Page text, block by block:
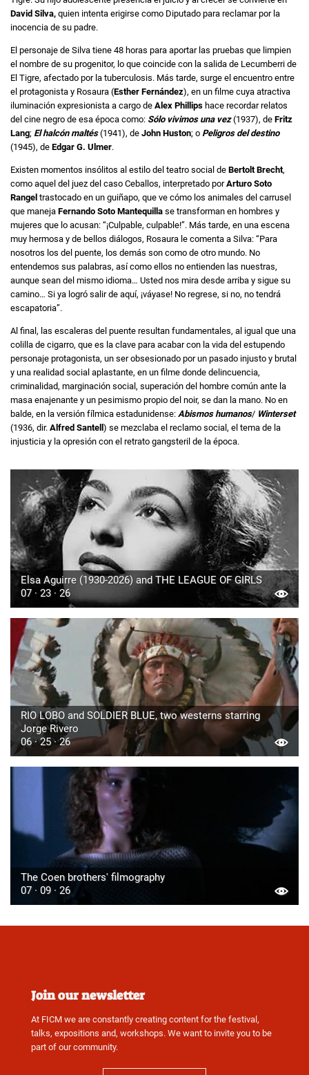
David Silva, quien intenta erigirse como Diputado para reclamar por la
inocencia de su padre.
El personaje de Silva tiene 48 horas para aportar las pruebas que limpien
el nombre de su progenitor, lo que coincide con la salida de Lecumberri de
El Tigre, afectado por la tuberculosis. Más tarde, surge el encuentro entre
el protagonista y Rosaura (Esther Fernández), en un filme cuya atractiva
iluminación expresionista a cargo de Alex Phillips hace recordar relatos
del cine negro de esa época como: Sólo vivimos una vez(1937), de Fritz
Lang; El halcón maltés(1941), de John Huston; o Peligros del destino
(1945), de Edgar G. Ulmer.
Existen momentos insólitos al estilo del teatro social de Bertolt Brecht,
como aquel del juez del caso Ceballos, interpretado porArturo Soto
Rangel trastocado en un guiñapo, que ve cómo los animales del carrusel
que maneja Fernando Soto Mantequilla se transforman en hombres y
mujeres que lo acusan: “¡Culpable, culpable!”. Más tarde, en una escena
muy hermosa y de bellos diálogos, Rosaura le comenta a Silva: “Para
nosotros los del puente, los demás son como de otro mundo. No
entendemos sus palabras, así como ellos no entienden las nuestras,
aunque sean del mismo idioma… Usted nos mira desde arriba y sigue su
camino… Si ya logró salir de aquí, ¡váyase! No regrese, si no, no tendrá
escapatoria”.
Al final, las escaleras del puente resultan fundamentales, al igual que una
colilla de cigarro, que es la clave para acabar con la vida del estupendo
personaje protagonista, un ser obsesionado por un pasado injusto y brutal
y una realidad social aplastante, en un filme donde delincuencia,
criminalidad, marginación social, superación del hombre común ante la
masa enajenante y un pesimismo propio del noir, se dan la mano. No en
balde, en la versión fílmica estadunidense: Abismos humanos/ Winterset
(1936, dir. Alfred Santell ) se mezclaba el reclamo social, el tema de la
injusticia y la opresión con el retrato gangsteril de la época.
Elsa Aguirre (1930-2026) and THE LEAGUE OF GIRLS
07 · 23 · 26
RIO LOBO and SOLDIER BLUE, two westerns starring
Jorge Rivero
06 · 25 · 26
The Coen brothers' filmography
07 · 09 · 26
Join our newsletter
At FICM we are constantly creating content for the festival,
talks, expositions and, workshops. We want to invite you to be
part of our community.